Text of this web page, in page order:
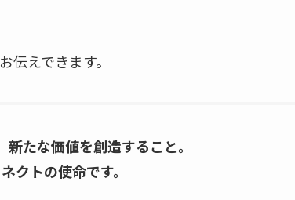
えできます。
たな価値を創造すること。
クトの使命です。